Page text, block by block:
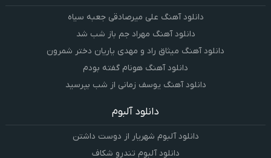
دانلود آهنگ علی میرصادقی جعبه سیاه
دانلود آهنگ مهراد جم باز شب شد
دانلود آهنگ میثاق راد و مهدی یاریان دختر شمرون
دانلود آهنگ هونام گفته بودم
دانلود آهنگ یوسف زمانی از شب بپرسید
دانلود آلبوم
دانلود آلبوم شهریار از دوست داشتن
دانلود آلبوم تندرو شکاف